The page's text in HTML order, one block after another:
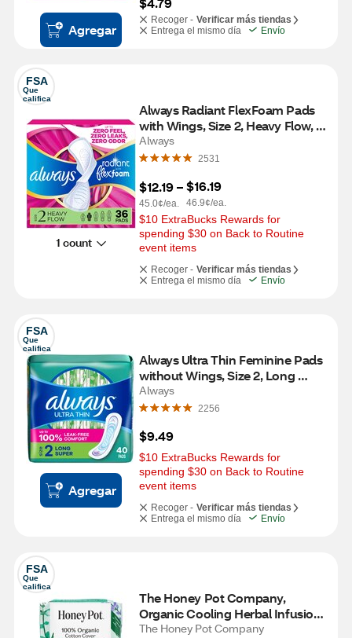
Agregar
Recoger - Verificar más tiendas
Entrega el mismo día
Envío
FSA
Que
califica
1 count
Always Radiant FlexFoam Pads
with Wings, Size 2, Heavy Flow,
36 CT
Always
2531
$12.19 –
45.0¢/ea.
$16.19
46.9¢/ea.
$10 ExtraBucks Rewards for
spending $30 on Back to Routine
event items
Recoger - Verificar más tiendas
Entrega el mismo día
Envío
FSA
Que
califica
Agregar
Always Ultra Thin Feminine Pads
without Wings, Size 2, Long
Super, 40 CT
Always
2256
$9.49
$10 ExtraBucks Rewards for
spending $30 on Back to Routine
event items
Recoger - Verificar más tiendas
Entrega el mismo día
Envío
FSA
Que
califica
The Honey Pot Company,
Organic Cooling Herbal Infusion
Pads Heavy Flow Daytime, 16 CT
The Honey Pot Company